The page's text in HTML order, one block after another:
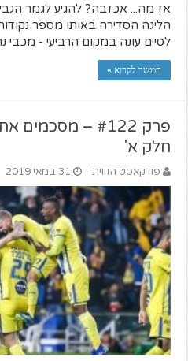
אז מה... אכזבה? להגיע לגמר
הליגה הסדירה באותו מספר
לסיים עונה במקום הרביעי - מכבי
המשך לקרוא »
חלק א'
פודקאסט הזווית 31 במאי 2019